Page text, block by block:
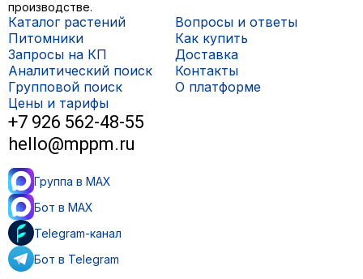
производстве.
Каталог растений
Питомники
Запросы на КП
Аналитический поиск
Групповой поиск
Цены и тарифы
Вопросы и ответы
Как купить
Доставка
Контакты
О платформе
+7 926 562-48-55
hello@mppm.ru
Группа в MAX
Бот в MAX
Telegram-канал
Бот в Telegram